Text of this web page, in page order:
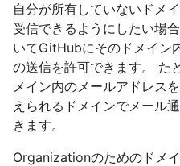
自分が所有していないドメ
受信できるようにしたい場
いてGitHubにそのドメイン
の送信を許可できます。 た
メイン内のメールアドレス
えられるドメインでメール
きます。
Organizationのためのドメイ